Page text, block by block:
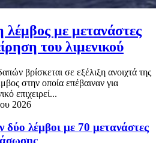
με μετανάστες
του λιμενικού
βρίσκεται σε εξέλιξη ανοιχτά της
στην οποία επέβαιναν για
επιχειρεί...
2026
λέμβοι με 70 μετανάστες